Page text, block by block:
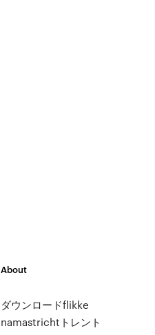
About
ダウンロードflikke
namastrichtトレント